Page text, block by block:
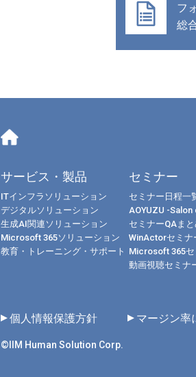
フ
総
サービス・製品
ITインフラソリューション
デジタルソリューション
生成AI関連ソリューション
Microsoft 365ソリューション
教育・トレーニング・サポート
セミナー
セミナー日程一
AOYUZU -
セミナーQAまと
WinActorセミナ
Microsoft 365セ
動画視聴セミナ
個人情報保護方針 マージン率
©IIM Human Solution Corp.